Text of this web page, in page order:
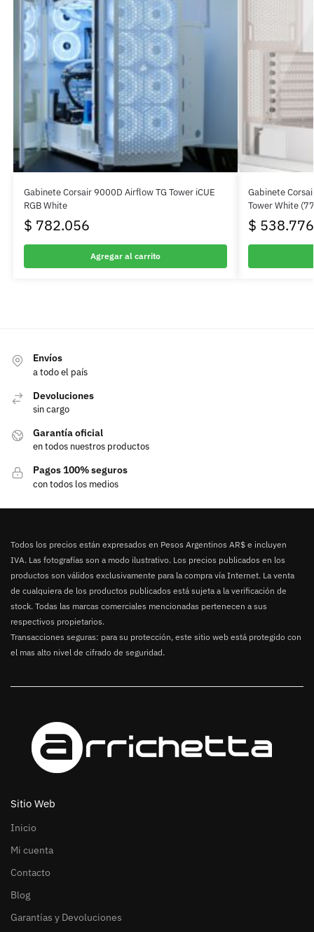
Gabinete Corsair 9000D Airflow TG Tower iCUE
RGB White
$ 782.056
Agregar al carrito
Gabinete
Tower White
$ 538.776
Envíos
a todo el país
Devoluciones
sin cargo
Garantía oficial
en todos nuestros productos
Pagos 100% seguros
con todos los medios
Todos los precios están expresados en Pesos Argentinos AR$ e incluyen
IVA. Las fotografías son a modo ilustrativo. Los precios publicados en los
productos son válidos exclusivamente para la compra vía Internet. La venta
de cualquiera de los productos publicados está sujeta a la verificación de
stock. Todas las marcas comerciales mencionadas pertenecen a sus
respectivos propietarios.
Transacciones seguras: para su protección, este sitio web está protegido con
el mas alto nivel de cifrado de seguridad.
Sitio Web
Inicio
Mi cuenta
Contacto
Blog
Garantías y Devoluciones